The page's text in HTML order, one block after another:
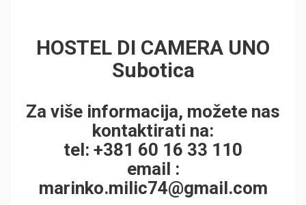
HOSTEL DI CAMERA UNO
Subotica
Za više informacija, možete nas
kontaktirati na:
tel: +381 60 16 33 110
email :
marinko.milic74@gmail.com